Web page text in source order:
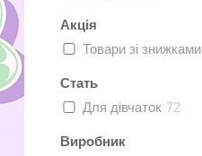
Акція
Товари зі знижками
Стать
Для дівчаток 72
Виробник